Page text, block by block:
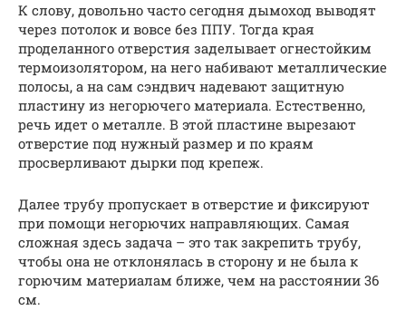
К слову, довольно часто сегодня дымоход выводят
через потолок и вовсе без ППУ. Тогда края
проделанного отверстия заделывает огнестойким
термоизолятором, на него набивают металлические
полосы, а на сам сэндвич надевают защитную
пластину из негорючего материала. Естественно,
речь идет о металле. В этой пластине вырезают
отверстие под нужный размер и по краям
просверливают дырки под крепеж.
Далее трубу пропускает в отверстие и фиксируют
при помощи негорючих направляющих. Самая
сложная здесь задача – это так закрепить трубу,
чтобы она не отклонялась в сторону и не была к
горючим материалам ближе, чем на расстоянии 36
см.